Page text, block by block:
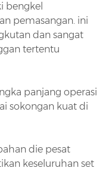
bengkel
pemasangan. ini
dan sangat
tertentu
panjang operasi
sokongan kuat di
die pesat
keseluruhan set